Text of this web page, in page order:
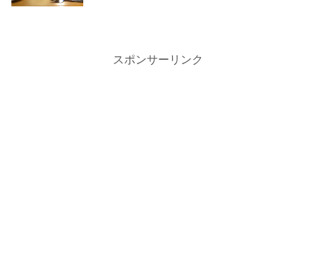
スポンサーリンク